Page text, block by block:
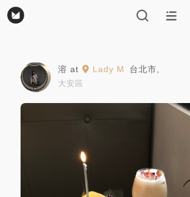
溶 at Lady M 台北市
大安區